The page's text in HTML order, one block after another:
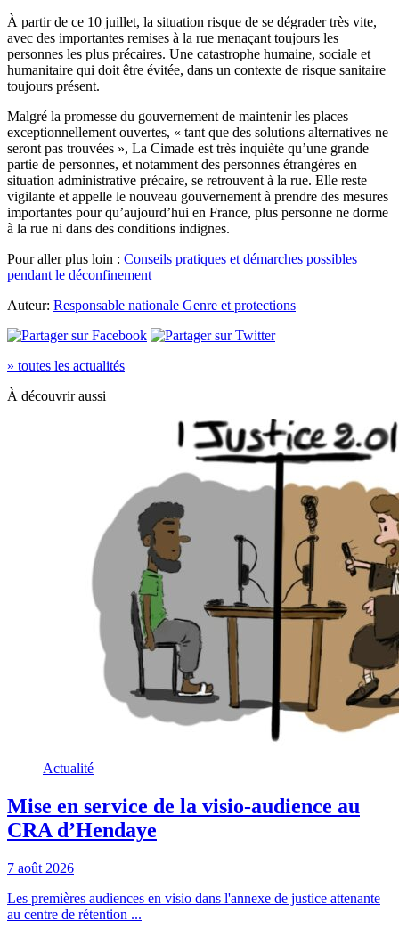
À partir de ce 10 juillet, la situation risque de se dégrader très vite,
avec des importantes remises à la rue menaçant toujours les
personnes les plus précaires. Une catastrophe humaine, sociale et
humanitaire qui doit être évitée, dans un contexte de risque sanitaire
toujours présent.
Malgré la promesse du gouvernement de maintenir les places
exceptionnellement ouvertes, « tant que des solutions alternatives ne
seront pas trouvées », La Cimade est très inquiète qu’une grande
partie de personnes, et notamment des personnes étrangères en
situation administrative précaire, se retrouvent à la rue. Elle reste
vigilante et appelle le nouveau gouvernement à prendre des mesures
importantes pour qu’aujourd’hui en France, plus personne ne dorme
à la rue ni dans des conditions indignes.
Pour aller plus loin : Conseils pratiques et démarches possibles
pendant le déconfinement
Auteur: Responsable nationale Genre et protections
» toutes les actualités
À découvrir aussi
Actualité
Mise en service de la visio-audience au
CRA d’Hendaye
7 août 2026
Les premières audiences en visio dans l'annexe de justice attenante
au centre de rétention ...